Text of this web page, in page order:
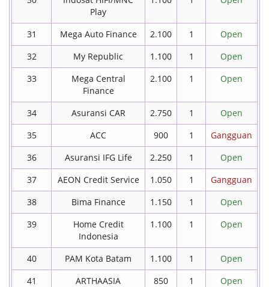
Play
31 Mega Auto Finance 2.100 1
Open
32
My Republic 1.100 1
Open
33
Mega Central
Finance
2.100 1 Open
34 Asuransi CAR 2.750 1
Open
35
ACC 900 1
Gangguan
36
Asuransi IFG Life 2.250 1
Open
37
AEON Credit Service 1.050 1
Gangguan
38
Bima Finance 1.150 1
Open
39
Home Credit
Indonesia
1.100 1 Open
40 PAM Kota Batam 1.100 1
Open
41
ARTHAASIA 850 1
Open